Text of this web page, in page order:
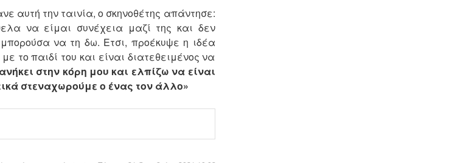
αυτή την ταινία, ο σκηνοθέτης απάντησε:
να είμαι συνέχεια μαζί της και δεν
να τη δω. Ετσι, προέκυψε η ιδέα
το παιδί του και είναι διατεθειμένος να
στην κόρη μου και ελπίζω να είναι
στεναχωρούμε ο ένας τον άλλο»